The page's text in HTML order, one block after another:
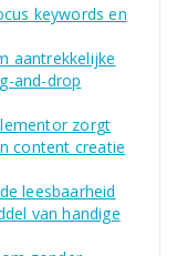
keywords en
aantrekkelijke
and-drop
zorgt
content creatie
leesbaarheid
van handige